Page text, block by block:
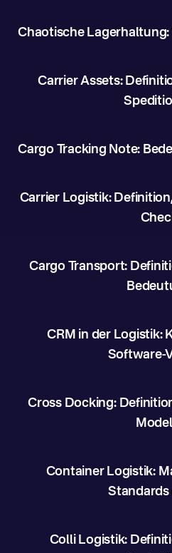
Chaotische
Carrier Assets:
Cargo Tracking Note:
Carrier Logistik:
Cargo Transport:
CRM in der Logistik:
Software-
Cross Docking:
Container Logistik:
Colli Logistik: